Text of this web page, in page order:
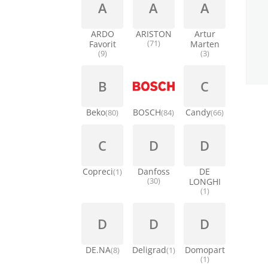
A
ARDO
Favorit
(9)
A
ARISTON
(71)
A
Artur
Marten
(3)
B
Beko(80) BOSCH(84)
C
Candy(66)
C
Copreci(1)
D
Danfoss
(30)
D
DE
LONGHI
(1)
D
DE.NA(8)
D
Deligrad(1)
D
Domopart
(1)